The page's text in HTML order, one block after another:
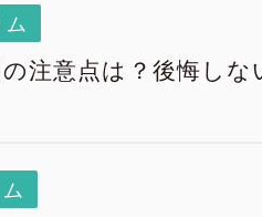
注意点は？後悔し